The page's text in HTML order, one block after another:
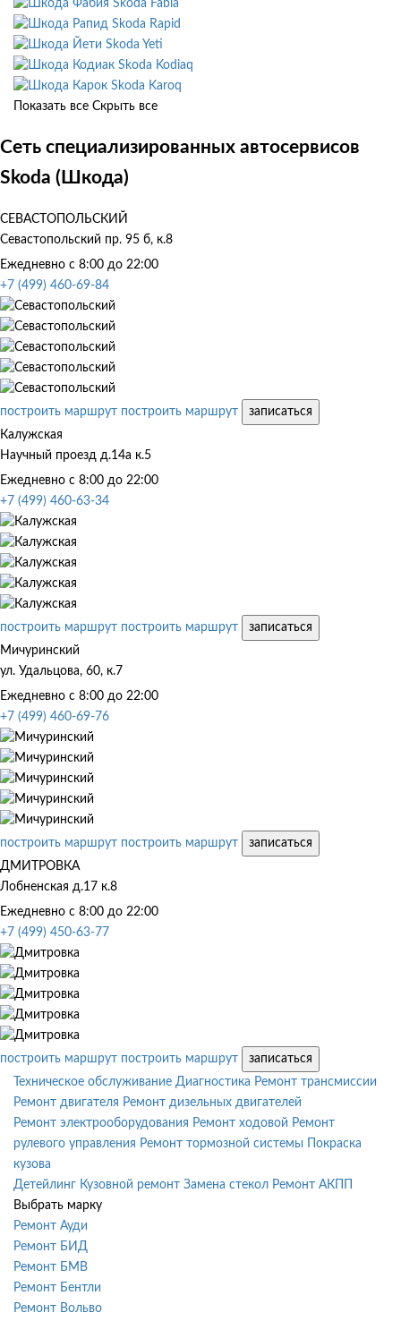
Skoda Fabia
Skoda Rapid
Skoda Yeti
Skoda Kodiaq
Skoda Karoq
Показать все Скрыть все
Сеть специализированных автосервисов
Skoda (Шкода)
СЕВАСТОПОЛЬСКИЙ
Севастопольский пр. 95 б, к.8
Ежедневно с 8:00 до 22:00
+7 (499) 460-69-84
построить маршрут построить маршрут
записаться
Калужская
Научный проезд д.14а к.5
Ежедневно с 8:00 до 22:00
+7 (499) 460-63-34
построить маршрут построить маршрут
записаться
Мичуринский
ул. Удальцова, 60, к.7
Ежедневно с 8:00 до 22:00
+7 (499) 460-69-76
построить маршрут построить маршрут
записаться
ДМИТРОВКА
Лобненская д.17 к.8
Ежедневно с 8:00 до 22:00
+7 (499) 450-63-77
построить маршрут построить маршрут
записаться
Техническое обслуживание Диагностика Ремонт трансмиссии
Ремонт двигателя Ремонт дизельных двигателей
Ремонт электрооборудования Ремонт ходовой Ремонт
рулевого управления Ремонт тормозной системы
Покраска
кузова
Детейлинг Кузовной ремонт Замена стекол Ремонт АКПП
Выбрать марку
Ремонт Ауди
Ремонт БИД
Ремонт БМВ
Ремонт Бентли
Ремонт Вольво